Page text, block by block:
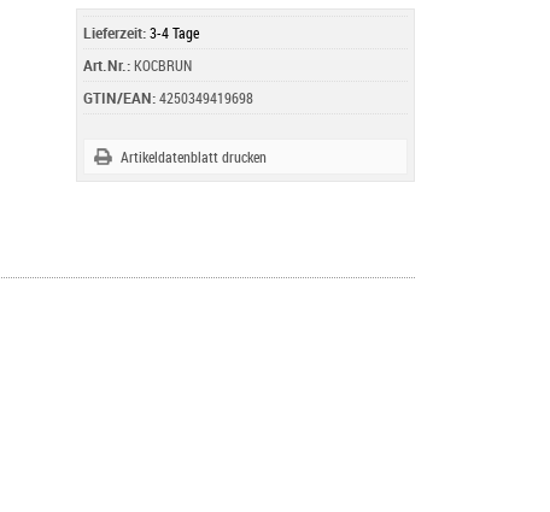
Lieferzeit:3-4 Tage
Art.Nr.:KOCBRUN
GTIN/EAN:4250349419698
Artikeldatenblatt drucken